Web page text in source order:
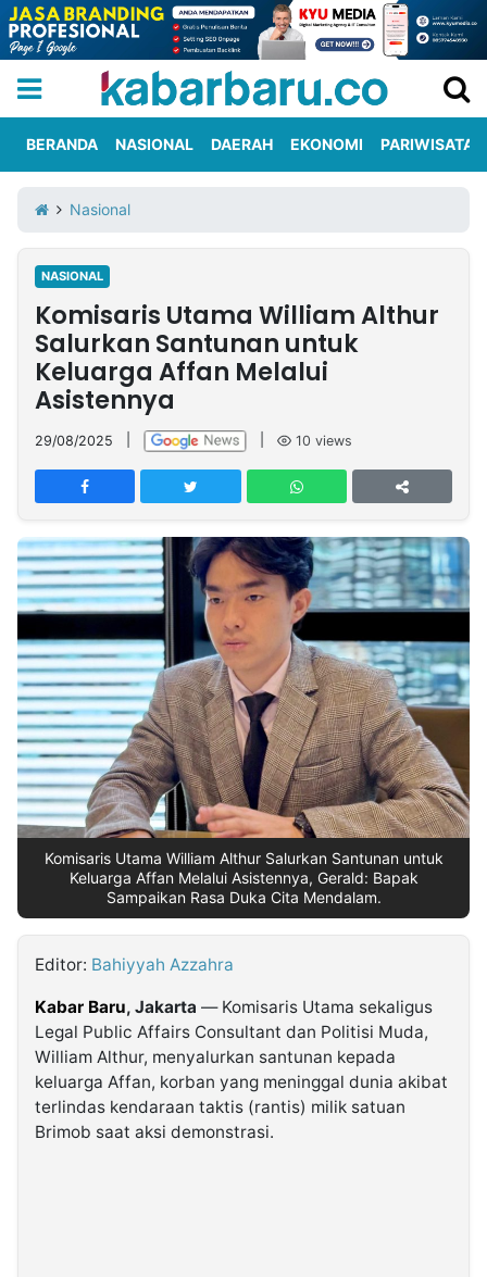
Iklan
Berita
Kami
Nasional
International
Olahraga
Entertainment
Daerah
Pariwisata
Kuliner
Kolom
Network
PT
TREETAN
MULTIMEDIA
INDONESIA
Partner
Insight
NTB
Suara
Time
Lens
IDN
Daily
Jogja
Jalan
Rakyat
Idealita
News
Kita
Notice
Dinamikapost.com
Radar
Baru
Seedbacklink
Follow
Kabarbaru
Kabarbaru.co
2026
Kabarbaru
BERANDA NASIONAL DAERAH EKONOMI PARIWISATA
Nasional
NASIONAL
Komisaris Utama William Althur
Salurkan Santunan untuk
Keluarga Affan Melalui
Asistennya
29/08/2025 10 views
Komisaris Utama William Althur Salurkan Santunan untuk
Keluarga Affan Melalui Asistennya, Gerald: Bapak
Sampaikan Rasa Duka Cita Mendalam.
Editor: Bahiyyah Azzahra
Kabar Baru, Jakarta — Komisaris Utama sekaligus
Legal Public Affairs Consultant dan Politisi Muda,
William Althur, menyalurkan santunan kepada
keluarga Affan, korban yang meninggal dunia akibat
terlindas kendaraan taktis (rantis) milik satuan
Brimob saat aksi demonstrasi.